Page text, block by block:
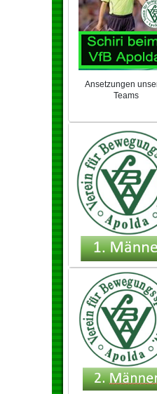
Ansetzungen
Teams